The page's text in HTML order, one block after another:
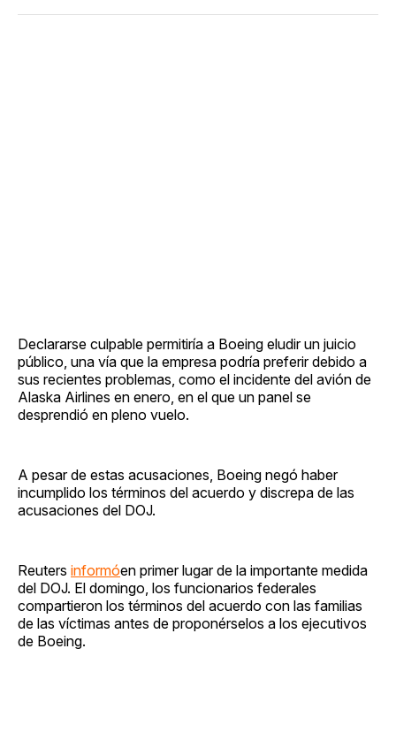
Declararse culpable permitiría a Boeing eludir un juicio
público, una vía que la empresa podría preferir debido a
sus recientes problemas, como el incidente del avión de
Alaska Airlines en enero, en el que un panel se
desprendió en pleno vuelo.
A pesar de estas acusaciones, Boeing negó haber
incumplido los términos del acuerdo y discrepa de las
acusaciones del DOJ.
Reuters informóen primer lugar de la importante medida
del DOJ. El domingo, los funcionarios federales
compartieron los términos del acuerdo con las familias
de las víctimas antes de proponérselos a los ejecutivos
de Boeing.